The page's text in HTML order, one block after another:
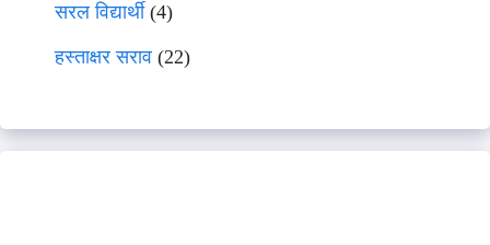
सरल विद्यार्थी(4)
हस्ताक्षर सराव (22)